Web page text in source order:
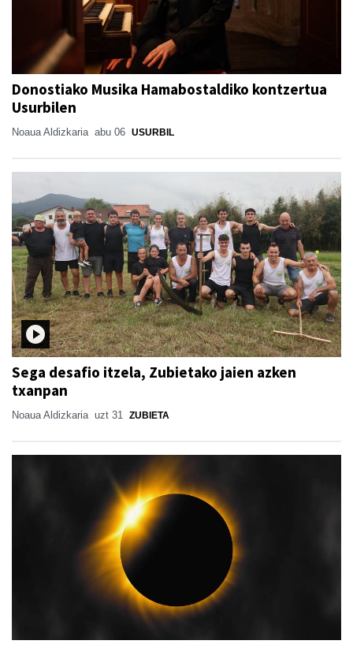
Donostiako Musika Hamabostaldiko kontzertua
Usurbilen
Noaua Aldizkaria abu 06 USURBIL
Sega desafio itzela, Zubietako jaien azken
txanpan
Noaua Aldizkaria uzt 31 ZUBIETA